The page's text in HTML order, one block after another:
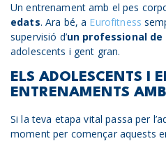
Un entrenament amb el pes
edats. Ara bé, a Eurofitness
supervisió d’un professional de
adolescents i gent gran.
ELS ADOLESCENTS I
ENTRENAMENTS
Si la teva etapa vital passa per
moment per començar aquests